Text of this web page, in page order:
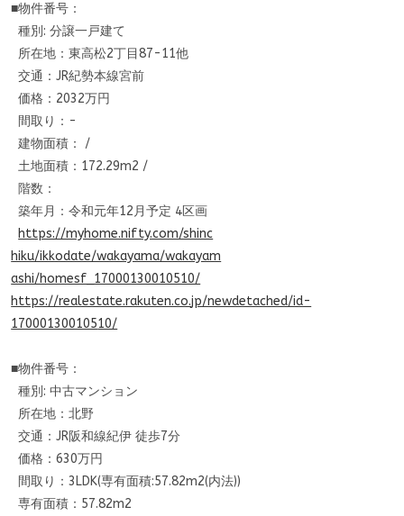
■物件番号：
種別: 分譲一戸建て
所在地：東高松2丁目87-11他
交通：JR紀勢本線宮前
価格：2032万円
間取り：-
建物面積： /
土地面積：172.29m2 /
階数：
築年月：令和元年12月予定 4区画
https://myhome.nifty.com/shinc
hiku/ikkodate/wakayama/wakayam
ashi/homesf_17000130010510/
https://realestate.rakuten.co.jp/newdetached/id-
17000130010510/
■物件番号：
種別: 中古マンション
所在地：北野
交通：JR阪和線紀伊 徒歩7分
価格：630万円
間取り：3LDK(専有面積:57.82m2(内法))
専有面積：57.82m2